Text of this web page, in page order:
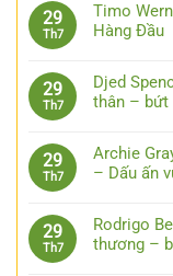
29
Th7
Timo
Hàng Đầu
29
Th7
Djed
thân – bứt
29
Th7
Archie
– Dấu ấn
29
Th7
Rodrigo
thương –